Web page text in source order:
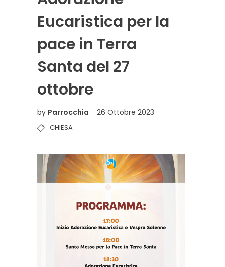
Eucaristica per la
pace in Terra
Santa del 27
ottobre
by Parrocchia 26 Ottobre 2023
CHIESA